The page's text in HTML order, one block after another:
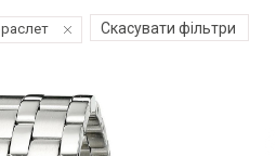
Скасувати фільтри